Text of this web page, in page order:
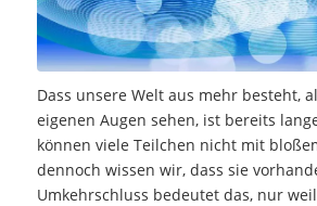
Dass unsere Welt aus mehr besteht,
eigenen Augen sehen, ist bereits
können viele Teilchen nicht mit
dennoch wissen wir, dass sie
Umkehrschluss bedeutet das, nur